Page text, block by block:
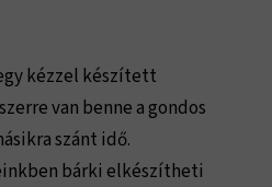
kézzel készített
van benne a gondos
szánt idő.
bárki elkészítheti